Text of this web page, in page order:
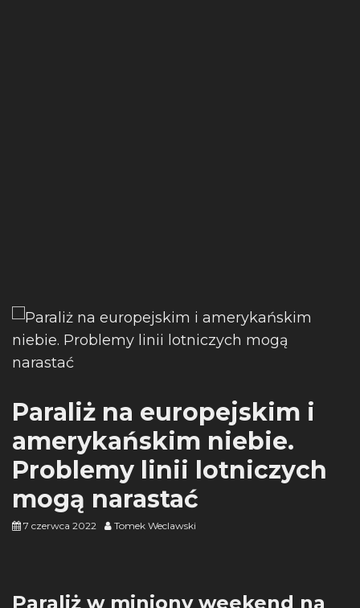
Paraliż na europejskim i
amerykańskim niebie.
Problemy linii lotniczych
mogą narastać
7 czerwca 2022 Tomek Weclawski
Paraliż w miniony weekend na